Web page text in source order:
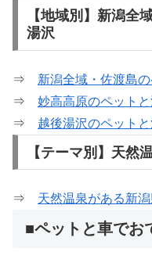
【地域別】新潟全
湯沢
⇒ 新潟全域・佐渡島
⇒ 妙高高原のペット
⇒ 越後湯沢のペット
【テーマ別】天然
⇒ 天然温泉がある新
■ペットと車でお